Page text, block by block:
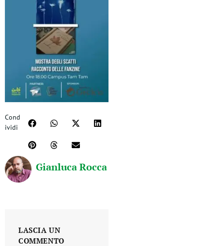
Cond
ividi
Gianluca Rocca
LASCIA UN
COMMENTO